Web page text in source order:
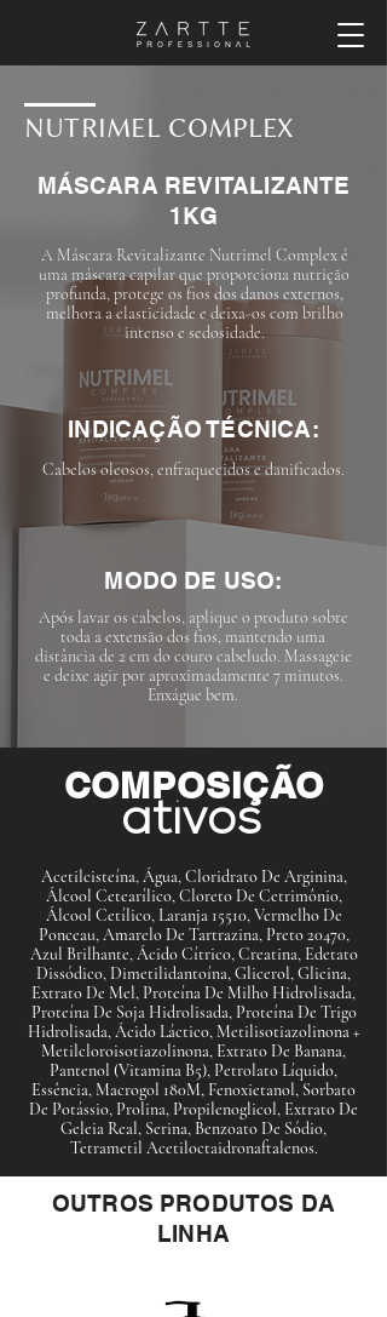
NUTRIMEL COMPLEX
MÁSCARA REVITALIZANTE
1KG
A Máscara Revitalizante Nutrimel Complex é
uma máscara capilar que proporciona nutrição
profunda, protege os fios dos danos externos,
melhora a elasticidade e deixa-os com brilho
intenso e sedosidade.
INDICAÇÃO TÉCNICA:
Cabelos oleosos, enfraquecidos e danificados.
MODO DE USO:
Após lavar os cabelos, aplique o produto sobre
toda a extensão dos fios, mantendo uma
distância de 2 cm do couro cabeludo. Massageie
e deixe agir por aproximadamente 7 minutos.
Enxágue bem.
ativos
COMPOSIÇÃO
Acetilcisteína, Água, Cloridrato De Arginina,
Álcool Cetearílico, Cloreto De Cetrimônio,
Álcool Cetílico, Laranja 15510, Vermelho De
Ponceau, Amarelo De Tartrazina, Preto 20470,
Azul Brilhante, Ácido Cítrico, Creatina, Edetato
Dissódico, Dimetilidantoína, Glicerol, Glicina,
Extrato De Mel, Proteína De Milho Hidrolisada,
Proteína De Soja Hidrolisada, Proteína De Trigo
Hidrolisada, Ácido Láctico, Metilisotiazolinona +
Metilcloroisotiazolinona, Extrato De Banana,
Pantenol (Vitamina B5), Petrolato Líquido,
Essência, Macrogol 180M, Fenoxietanol, Sorbato
De Potássio, Prolina, Propilenoglicol, Extrato De
Geleia Real, Serina, Benzoato De Sódio,
Tetrametil Acetiloctaidronaftalenos.
OUTROS PRODUTOS DA
LINHA